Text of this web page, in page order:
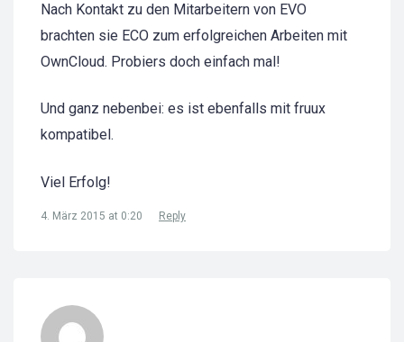
Nach Kontakt zu den Mitarbeitern von EVO
brachten sie ECO zum erfolgreichen Arbeiten mit
OwnCloud. Probiers doch einfach mal!
Und ganz nebenbei: es ist ebenfalls mit fruux
kompatibel.
Viel Erfolg!
4. März 2015 at 0:20 Reply